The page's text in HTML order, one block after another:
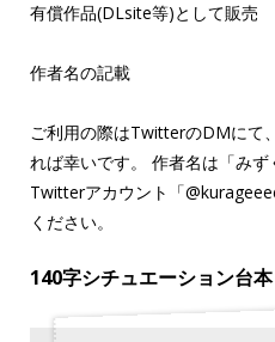
有償作品(DLsite等)として販売
作者名の記載
ご利用の際はTwitterのDMにて
れば幸いです。 作者名は「みず
Twitterアカウント「
ください。
140字シチュエーション台本